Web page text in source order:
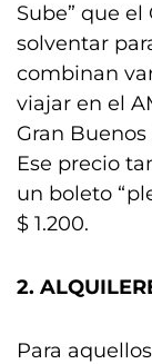
Sube” que
solventar
combinan
viajar en el
Gran
Ese precio
un boleto
$ 1.200.
2.
Para